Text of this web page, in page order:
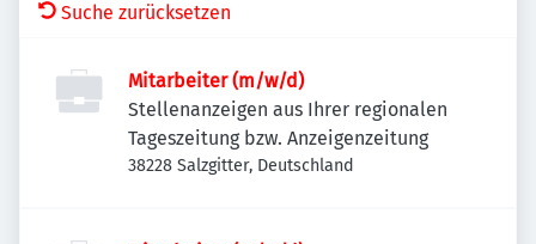
Suche zurücksetzen
Mitarbeiter (m/w/d)
Stellenanzeigen aus Ihrer regionalen
Tageszeitung bzw. Anzeigenzeitung
38228 Salzgitter, Deutschland